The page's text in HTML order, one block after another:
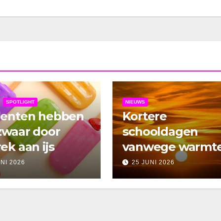
SPOTLIGHT
hebben
door
aan ijs
2026
NIEUWS
Kortere
schooldagen
vanwege
25 JUNI 2026